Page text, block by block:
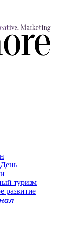
День
туризм
развитие